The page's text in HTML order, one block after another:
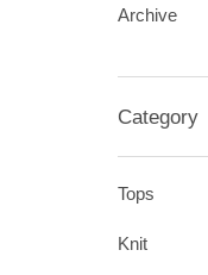
Archive
Category
Tops
Knit